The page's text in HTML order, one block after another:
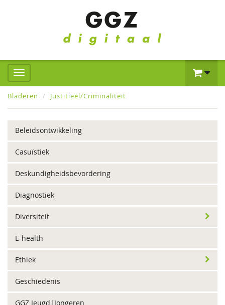
Bladeren Justitieel/Criminaliteit
Beleidsontwikkeling
Casuïstiek
Deskundigheidsbevordering
Diagnostiek
Diversiteit
E-health
Ethiek
Geschiedenis
GGZ Jeugd|Jongeren